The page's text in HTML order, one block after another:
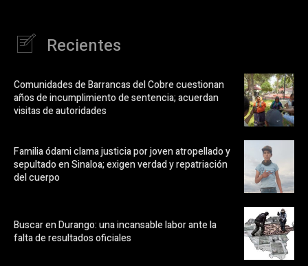
Recientes
Comunidades de Barrancas del Cobre cuestionan
años de incumplimiento de sentencia; acuerdan
visitas de autoridades
Familia ódami clama justicia por joven atropellado y
sepultado en Sinaloa; exigen verdad y repatriación
del cuerpo
Buscar en Durango: una incansable labor ante la
falta de resultados oficiales